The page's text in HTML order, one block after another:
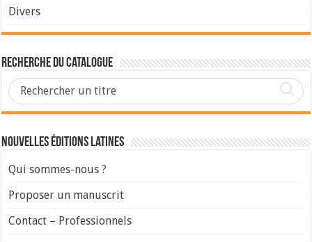
Divers
Recherche du Catalogue
Nouvelles Éditions Latines
Qui sommes-nous ?
Proposer un manuscrit
Contact – Professionnels